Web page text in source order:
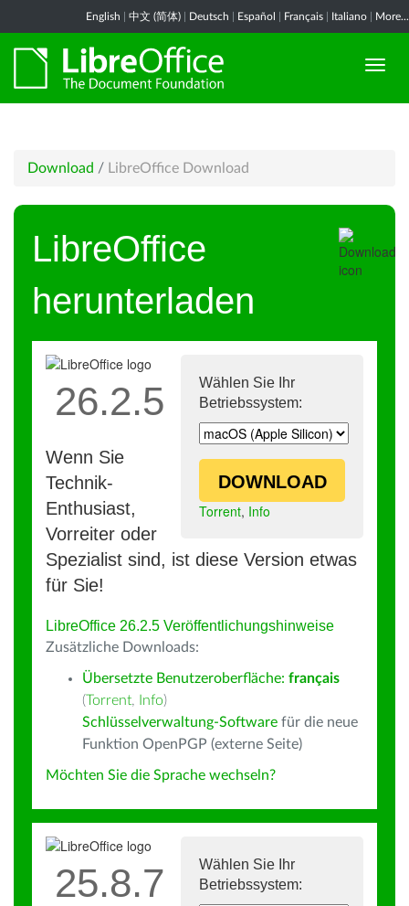
English 中文 (简体) Deutsch Español Français Italiano More...
Download / LibreOffice Download
LibreOffice
herunterladen
Wählen Sie Ihr
Betriebssystem:
DOWNLOAD
Torrent, Info
26.2.5
Wenn Sie
Technik-
Enthusiast,
Vorreiter oder
Spezialist sind, ist diese Version etwas
für Sie!
LibreOffice 26.2.5 Veröffentlichungshinweise
Zusätzliche Downloads:
Übersetzte Benutzeroberfläche: français
(Torrent, Info)
Schlüsselverwaltung-Software für die neue
Funktion OpenPGP (externe Seite)
Möchten Sie die Sprache wechseln?
Wählen Sie Ihr
Betriebssystem:
25.8.7